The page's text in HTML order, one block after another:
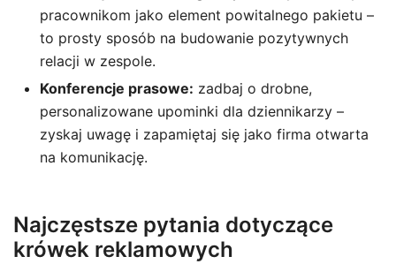
pracownikom jako element powitalnego pakietu –
to prosty sposób na budowanie pozytywnych
relacji w zespole.
Konferencje prasowe: zadbaj o drobne,
personalizowane upominki dla dziennikarzy –
zyskaj uwagę i zapamiętaj się jako firma otwarta
na komunikację.
Najczęstsze pytania dotyczące
krówek reklamowych